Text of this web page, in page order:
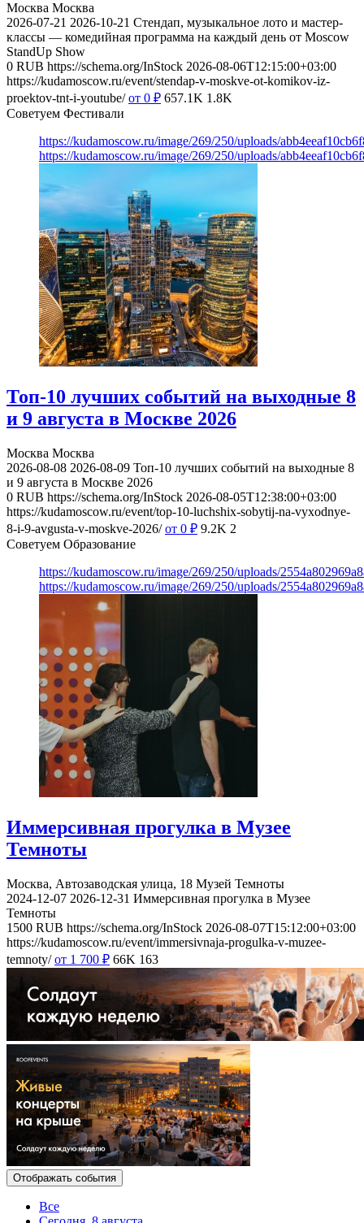
Москва Москва
2026-07-21 2026-10-21 Стендап, музыкальное лото и мастер-
классы — комедийная программа на каждый день от Moscow
StandUp Show
0 RUB https://schema.org/InStock 2026-08-06T12:15:00+03:00
https://kudamoscow.ru/event/stendap-v-moskve-ot-komikov-iz-
proektov-tnt-i-youtube/ от 0 ₽ 657.1K 1.8K
Советуем Фестивали
https://kudamoscow.ru/image/269/250/uploads/
https://kudamoscow.ru/image/269/250/uploads/
Топ-10 лучших событий на выходные 8
и 9 августа в Москве 2026
Москва Москва
2026-08-08 2026-08-09 Топ-10 лучших событий на выходные 8
и 9 августа в Москве 2026
0 RUB https://schema.org/InStock 2026-08-05T12:38:00+03:00
https://kudamoscow.ru/event/top-10-luchshix-sobytij-na-vyxodnye-
8-i-9-avgusta-v-moskve-2026/ от 0 ₽ 9.2K 2
Советуем Образование
https://kudamoscow.ru/image/269/250/uploads/
https://kudamoscow.ru/image/269/250/uploads/
Иммерсивная прогулка в Музее
Темноты
Москва, Автозаводская улица, 18 Музей Темноты
2024-12-07 2026-12-31 Иммерсивная прогулка в Музее
Темноты
1500 RUB https://schema.org/InStock 2026-08-07T15:12:00+03:00
https://kudamoscow.ru/event/immersivnaja-progulka-v-muzee-
temnoty/ от 1 700 ₽ 66K 163
Отображать события
Все